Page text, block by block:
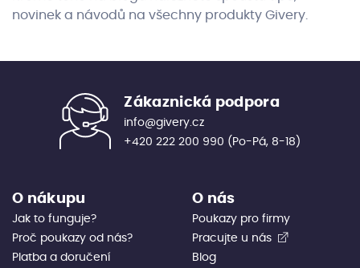
novinek a návodů na všechny produkty Givery.
O nákupu
Jak to funguje?
Proč poukazy od nás?
Platba a doručení
O nás
Poukazy pro firmy
Pracujte u nás
Blog
Zákaznická podpora
info@givery.cz
+420 222 200 990 (Po-Pá, 8-18)